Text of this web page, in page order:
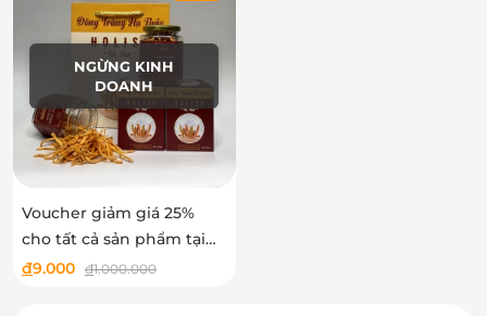
NGỪNG KINH
DOANH
Voucher giảm giá 25%
cho tất cả sản phẩm tại
Đông Trùng Hạ Thảo
đ9.000 đ1.000.000